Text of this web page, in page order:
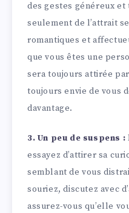
des gestes généreux
seulement de l’attrait
romantiques et
que vous êtes une
sera toujours attirée
toujours envie de vous
davantage.
3. Un peu de suspens :
essayez d’attirer sa
semblant de vous
souriez, discutez avec
assurez-vous qu’elle